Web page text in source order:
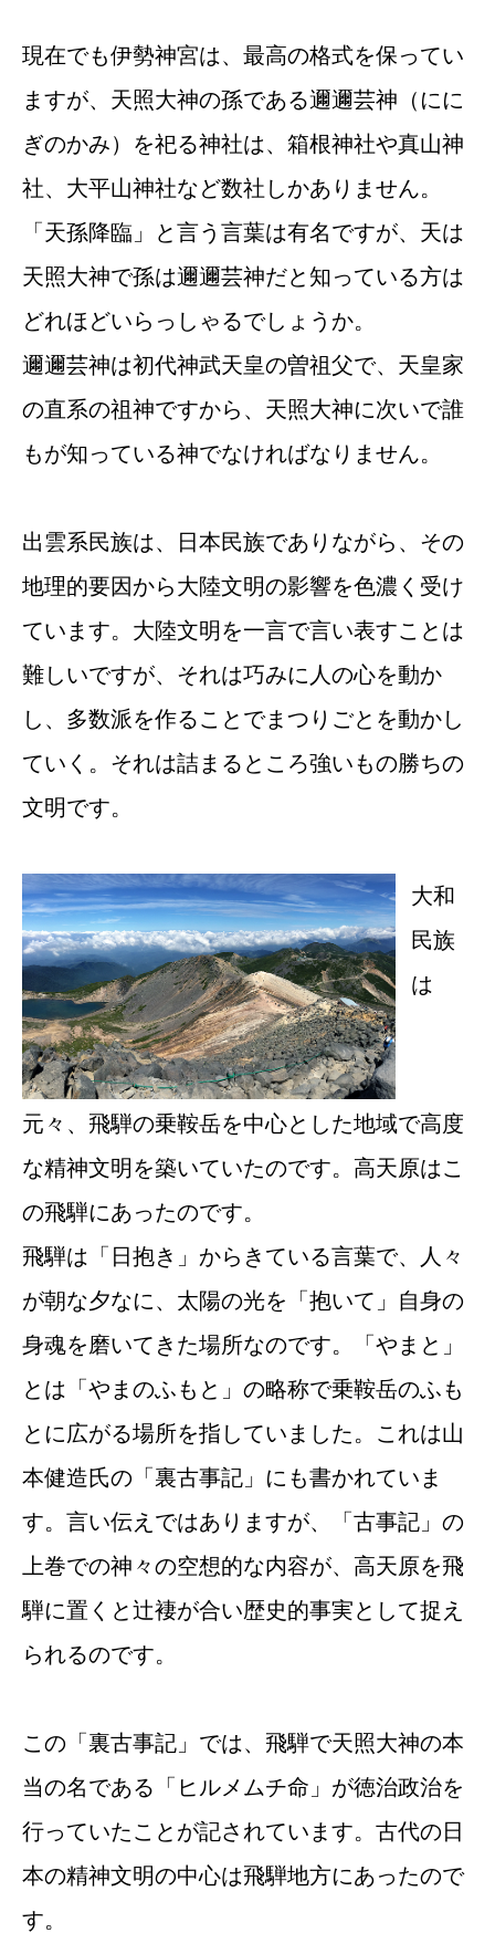
現在でも伊勢神宮は、最高の格式を保ってい
ますが、天照大神の孫である邇邇芸神（にに
ぎのかみ）を祀る神社は、箱根神社や真山神
社、大平山神社など数社しかありません。
「天孫降臨」と言う言葉は有名ですが、天は
天照大神で孫は邇邇芸神だと知っている方は
どれほどいらっしゃるでしょうか。
邇邇芸神は初代神武天皇の曽祖父で、天皇家
の直系の祖神ですから、天照大神に次いで誰
もが知っている神でなければなりません。
出雲系民族は、日本民族でありながら、その
地理的要因から大陸文明の影響を色濃く受け
ています。大陸文明を一言で言い表すことは
難しいですが、それは巧みに人の心を動か
し、多数派を作ることでまつりごとを動かし
ていく。それは詰まるところ強いもの勝ちの
文明です。
大和
民族
は
元々、飛騨の乗鞍岳を中心とした地域で高度
な精神文明を築いていたのです。高天原はこ
の飛騨にあったのです。
飛騨は「日抱き」からきている言葉で、人々
が朝な夕なに、太陽の光を「抱いて」自身の
身魂を磨いてきた場所なのです。「やまと」
とは「やまのふもと」の略称で乗鞍岳のふも
とに広がる場所を指していました。これは山
本健造氏の「裏古事記」にも書かれていま
す。言い伝えではありますが、「古事記」の
上巻での神々の空想的な内容が、高天原を飛
騨に置くと辻褄が合い歴史的事実として捉え
られるのです。
この「裏古事記」では、飛騨で天照大神の本
当の名である「ヒルメムチ命」が徳治政治を
行っていたことが記されています。古代の日
本の精神文明の中心は飛騨地方にあったので
す。